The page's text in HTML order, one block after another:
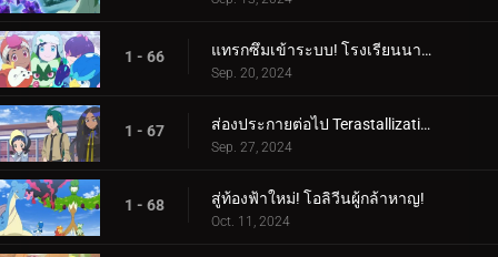
1 - 66 แทรกซึมเข้าระบบ! โรงเรียนนารันจาอยู่ในอันตราย!
Sep. 20, 2024
1 - 67 ส่องประกายต่อไป Terastallization! ลิโก้ ปะทะ รอย!
Sep. 27, 2024
1 - 68 สู่ท้องฟ้าใหม่! โอลิวีนผู้กล้าหาญ!
Oct. 11, 2024